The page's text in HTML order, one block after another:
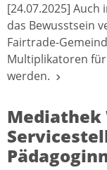
[24.07.2025] Auch
das Bewusstsein
Fairtrade-
Multiplikatoren
werden.
Mediathek